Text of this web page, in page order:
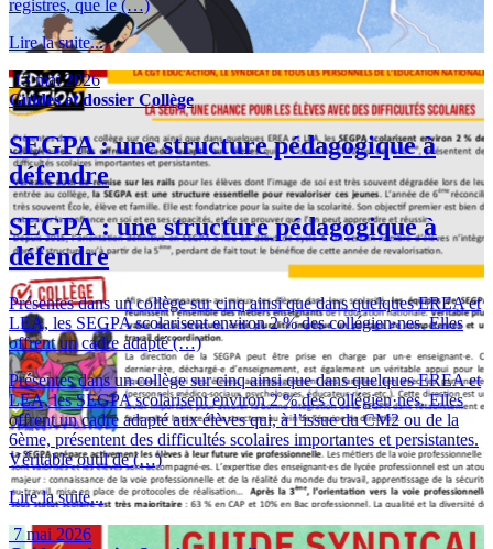
registres, que le (…)
Lire la suite...
13 mai 2026
Guides et dossier Collège
SEGPA : une structure pédagogique à
défendre
SEGPA : une structure pédagogique à
défendre
Présentes dans un collège sur cinq ainsi que dans quelques EREA et
LEA, les SEGPA scolarisent environ 2 % des collégien·nes. Elles
offrent un cadre adapté (…)
Présentes dans un collège sur cinq ainsi que dans quelques EREA et
LEA, les SEGPA scolarisent environ 2 % des collégien·nes. Elles
offrent un cadre adapté aux élèves qui, à l’issue du CM2 ou de la
6ème, présentent des difficultés scolaires importantes et persistantes.
Véritable outil de (…)
Lire la suite...
7 mai 2026